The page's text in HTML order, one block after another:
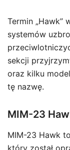
Termin „Hawk”
systemów
sekcji
oraz kilku
tę nazwę.
MIM-23
MIM-23 Hawk
który został